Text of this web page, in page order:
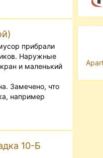
прибрали
Наружные
и маленький
Замечено, что
например
10-Б